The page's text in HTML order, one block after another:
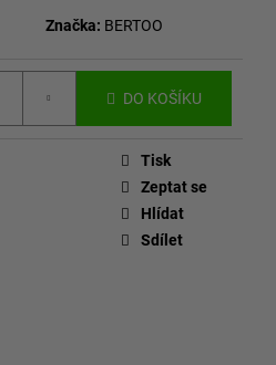
Značka: BERTOO
DO KOŠÍKU
Tisk
Zeptat se
Hlídat
Sdílet